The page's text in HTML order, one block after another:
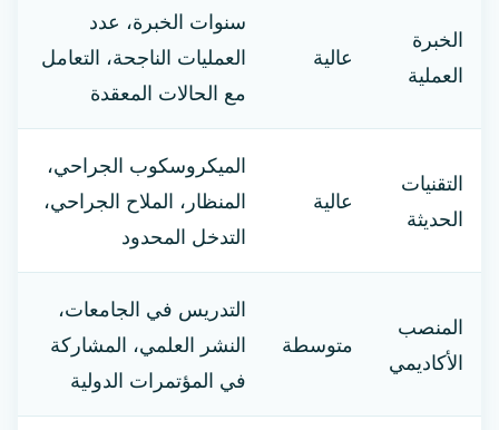
الخبرة
العملية
عالية
سنوات الخبرة، عدد
العمليات الناجحة، التعامل
مع الحالات المعقدة
التقنيات
الحديثة
عالية
الميكروسكوب الجراحي،
المنظار، الملاح الجراحي،
التدخل المحدود
المنصب
الأكاديمي
متوسطة
التدريس في الجامعات،
النشر العلمي، المشاركة
في المؤتمرات الدولية